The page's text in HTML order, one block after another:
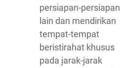
persiapan-persiapan
lain dan mendirikan
tempat-tempat
beristirahat khusus
pada jarak-jarak